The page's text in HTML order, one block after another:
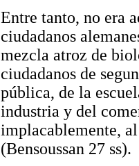
Entre tanto, no era
ciudadanos
mezcla atroz de
ciudadanos de
pública, de la
industria y del
implacablemente,
(Bensoussan 27 ss).